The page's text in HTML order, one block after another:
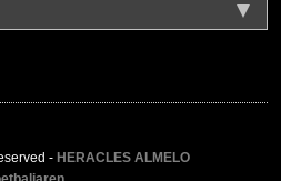
- HERACLES ALMELO